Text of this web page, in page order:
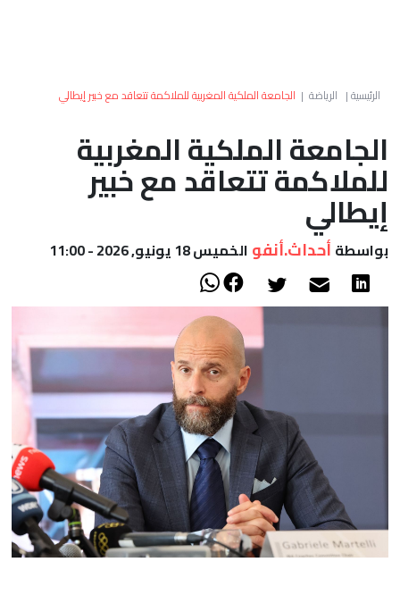
العالم
أعمدة
الصحراء
الرئيسية| الرياضة | الجامعة الملكية المغربية للملاكمة تتعاقد مع خبير إيطالي
الجامعة الملكية المغربية
للملاكمة تتعاقد مع خبير
إيطالي
بواسطة أحداث.أنفو الخميس 18 يونيو, 2026 - 11:00